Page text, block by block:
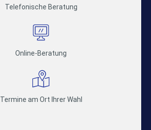
Telefonische Beratung
Online-Beratung
Termine am Ort Ihrer Wahl